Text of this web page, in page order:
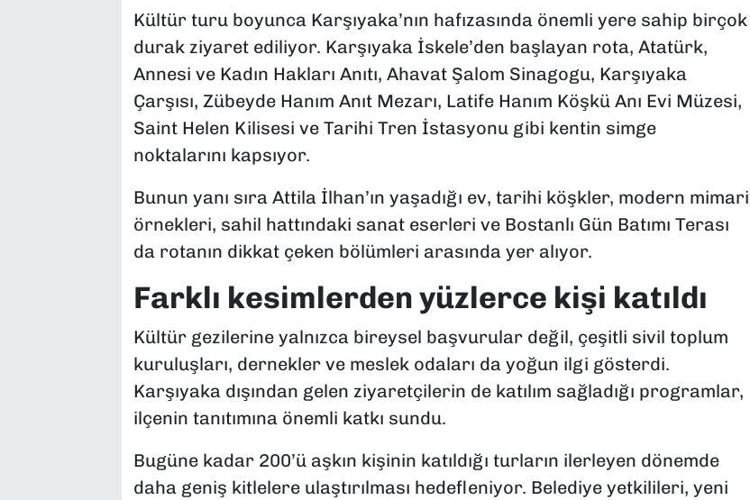
Kültür turu boyunca Karşıyaka’nın hafızasında önemli yere sahip birçok
durak ziyaret ediliyor. Karşıyaka İskele’den başlayan rota, Atatürk,
Annesi ve Kadın Hakları Anıtı, Ahavat Şalom Sinagogu, Karşıyaka
Çarşısı, Zübeyde Hanım Anıt Mezarı, Latife Hanım Köşkü Anı Evi Müzesi,
Saint Helen Kilisesi ve Tarihi Tren İstasyonu gibi kentin simge
noktalarını kapsıyor.
Bunun yanı sıra Attila İlhan’ın yaşadığı ev, tarihi köşkler, modern mimari
örnekleri, sahil hattındaki sanat eserleri ve Bostanlı Gün Batımı Terası
da rotanın dikkat çeken bölümleri arasında yer alıyor.
Farklı kesimlerden yüzlerce kişi katıldı
Kültür gezilerine yalnızca bireysel başvurular değil, çeşitli sivil toplum
kuruluşları, dernekler ve meslek odaları da yoğun ilgi gösterdi.
Karşıyaka dışından gelen ziyaretçilerin de katılım sağladığı programlar,
ilçenin tanıtımına önemli katkı sundu.
Bugüne kadar 200’ü aşkın kişinin katıldığı turların ilerleyen dönemde
daha geniş kitlelere ulaştırılması hedefleniyor. Belediye yetkilileri, yeni